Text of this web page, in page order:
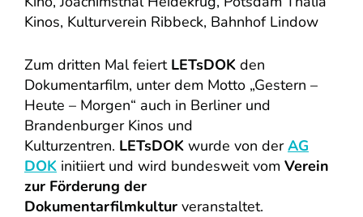
Kinos, Kulturverein Ribbeck, Bahnhof Lindow
Zum dritten Mal feiert LETsDOK den
Dokumentarfilm, unter dem Motto „Gestern –
Heute – Morgen“ auch in Berliner und
Brandenburger Kinos und
Kulturzentren. LETsDOK wurde von derAG
DOK initiiert und wird bundesweit vom Verein
zur Förderung der
Dokumentarfilmkultur veranstaltet.